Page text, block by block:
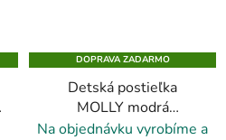
DOPRAVA ZADARMO
Detská postieľka
MOLLY modrá
obláčiková 70x140
Na objednávku vyrobíme a